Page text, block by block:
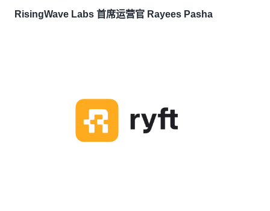
RisingWave Labs 首席运营官 Rayees Pasha